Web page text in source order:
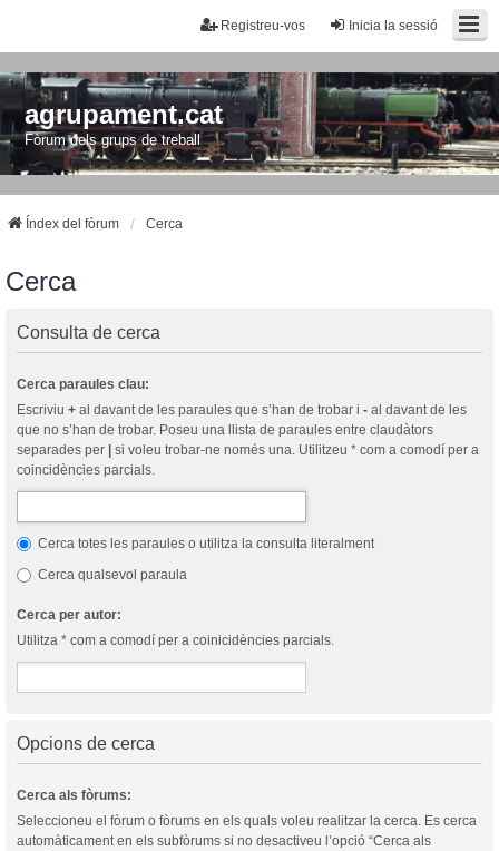
Inicia la sessió
Registreu-vos
agrupament.cat
Fòrum dels grups de treball
Índex del fòrum Cerca
Cerca
Consulta de cerca
Cerca paraules clau:
Escriviu + al davant de les paraules que s’han de trobar i - al davant de les
que no s’han de trobar. Poseu una llista de paraules entre claudàtors
separades per | si voleu trobar-ne només una. Utilitzeu * com a comodí per a
coincidències parcials.
Cerca totes les paraules o utilitza la consulta literalment
Cerca qualsevol paraula
Cerca per autor:
Utilitza * com a comodí per a coinicidències parcials.
Opcions de cerca
Cerca als fòrums:
Seleccioneu el fòrum o fòrums en els quals voleu realitzar la cerca. Es cerca
automàticament en els subfòrums si no desactiveu l’opció “Cerca als